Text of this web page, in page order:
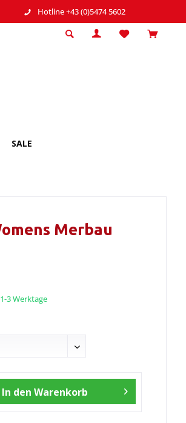
Hotline +43 (0)5474 5602
SALE
Merbau
3 Werktage
In den Warenkorb